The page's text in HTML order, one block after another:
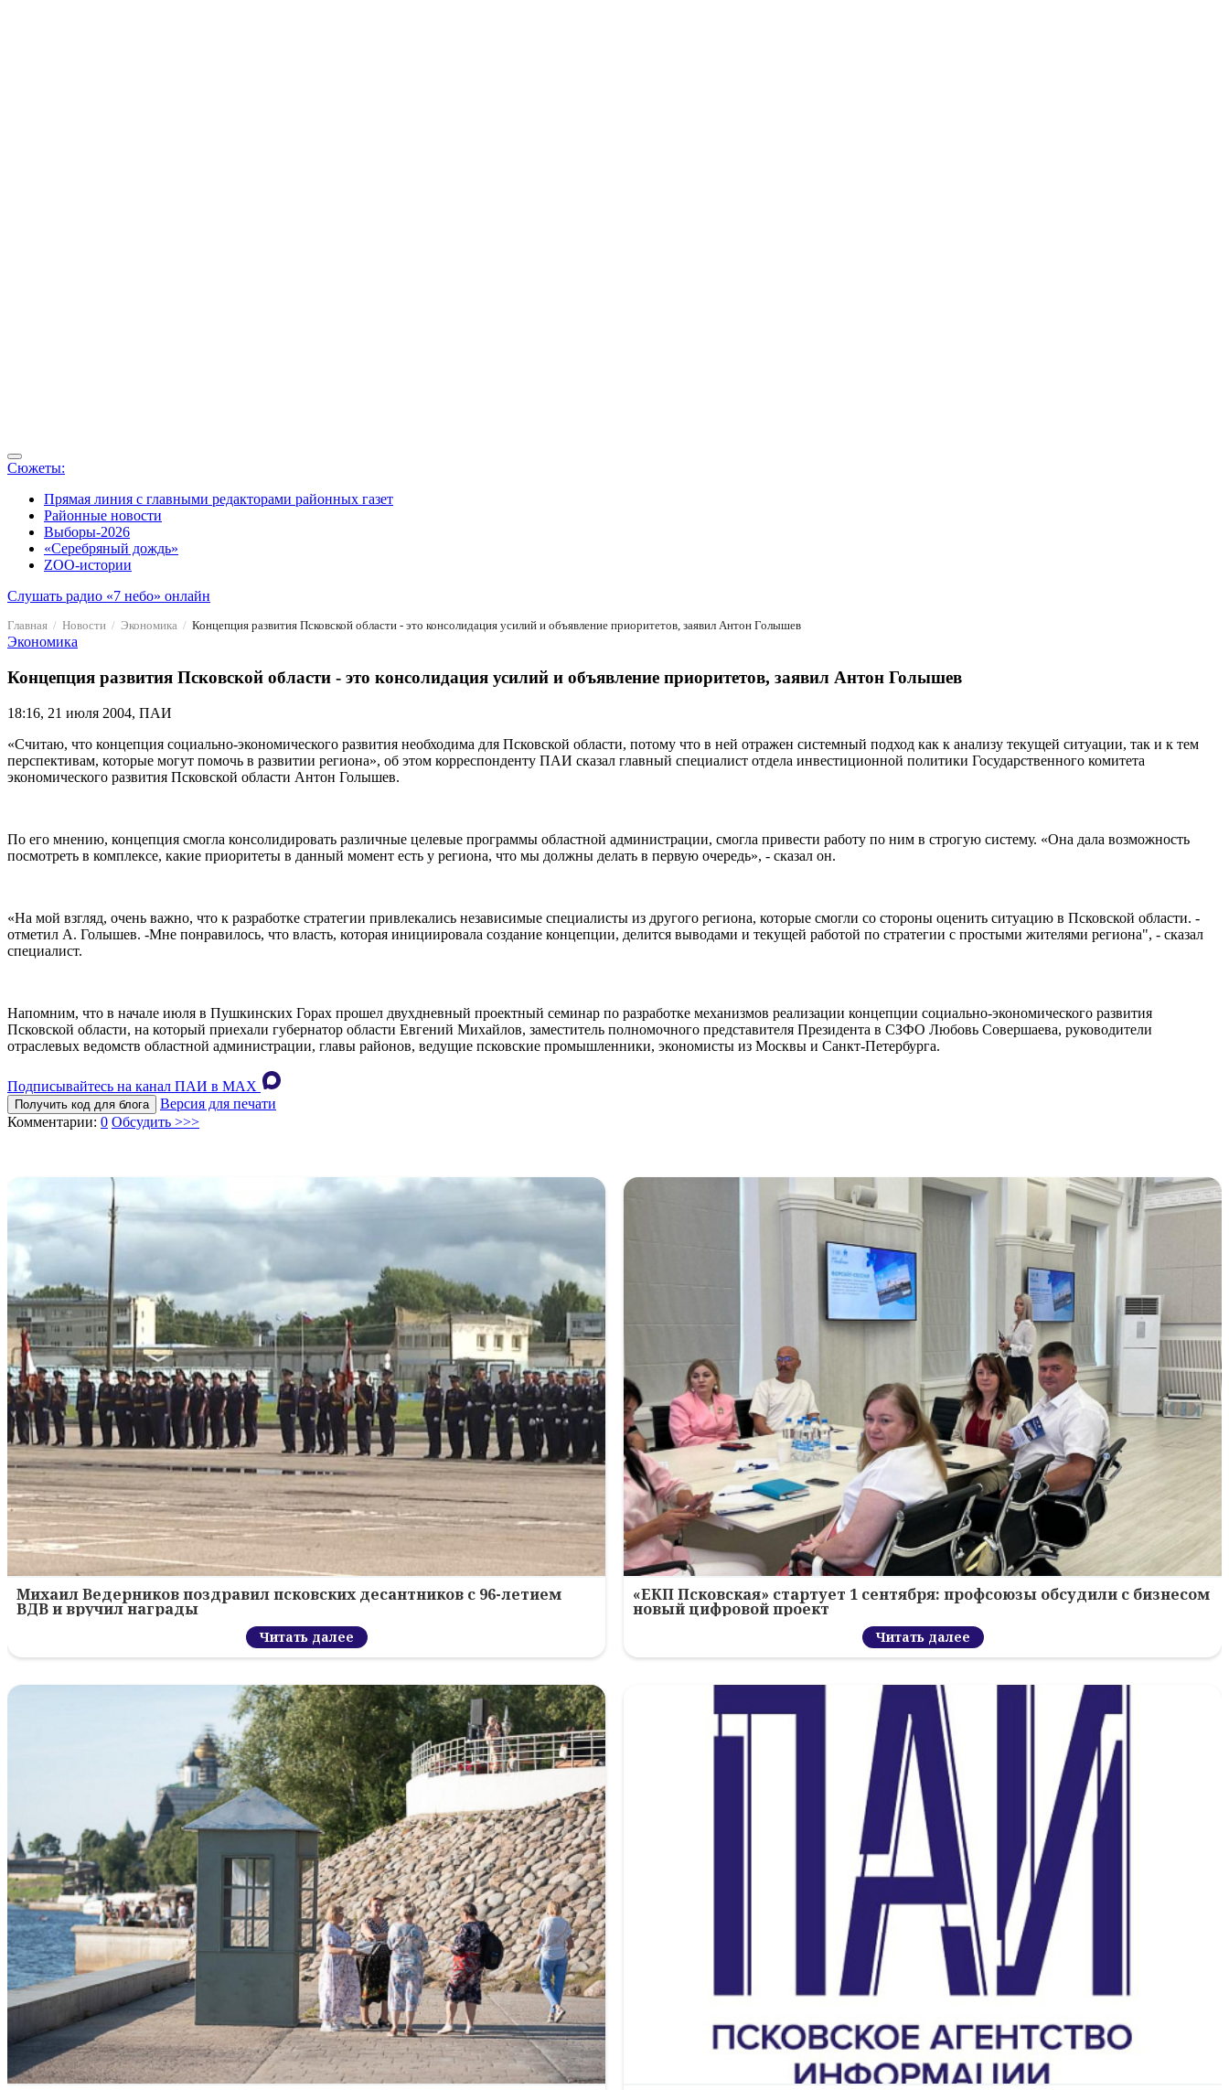
Сюжеты:
Прямая линия с главными редакторами районных газет
Районные новости
Выборы-2026
«Серебряный дождь»
ZOO-истории
Слушать радио «7 небо» онлайн
Главная Новости Экономика Концепция развития Псковской области - это консолидация усилий и объявление приоритетов, заявил Антон Голышев
Экономика
Концепция развития Псковской области - это консолидация усилий и объявление приоритетов, заявил Антон Голышев
18:16, 21 июля 2004, ПАИ
«Считаю, что концепция социально-экономического развития необходима для Псковской области, потому что в ней отражен системный подход как к анализу текущей ситуации, так и к тем
перспективам, которые могут помочь в развитии региона», об этом корреспонденту ПАИ сказал главный специалист отдела инвестиционной политики Государственного комитета
экономического развития Псковской области Антон Голышев.
По его мнению, концепция смогла консолидировать различные целевые программы областной администрации, смогла привести работу по ним в строгую систему. «Она дала возможность
посмотреть в комплексе, какие приоритеты в данный момент есть у региона, что мы должны делать в первую очередь», - сказал он.
«На мой взгляд, очень важно, что к разработке стратегии привлекались независимые специалисты из другого региона, которые смогли со стороны оценить ситуацию в Псковской области. -
отметил А. Голышев. -Мне понравилось, что власть, которая инициировала создание концепции, делится выводами и текущей работой по стратегии с простыми жителями региона", - сказал
специалист.
Напомним, что в начале июля в Пушкинских Горах прошел двухдневный проектный семинар по разработке механизмов реализации концепции социально-экономического развития
Псковской области, на который приехали губернатор области Евгений Михайлов, заместитель полномочного представителя Президента в СЗФО Любовь Совершаева, руководители
отраслевых ведомств областной администрации, главы районов, ведущие псковские промышленники, экономисты из Москвы и Санкт-Петербурга.
Подписывайтесь на канал ПАИ в MAХ
Получить код для блога
Версия для печати
Комментарии: 0 Обсудить >>>
Михаил Ведерников поздравил псковских десантников с 96-летием
ВДВ и вручил награды
Читать далее
«ЕКП Псковская» стартует 1 сентября: профсоюзы обсудили с бизнесом
новый цифровой проект
Читать далее